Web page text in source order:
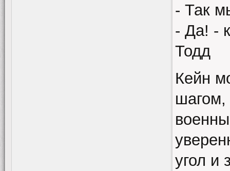
- Так
- Да! -
Тодд
Кейн
шагом,
угол и